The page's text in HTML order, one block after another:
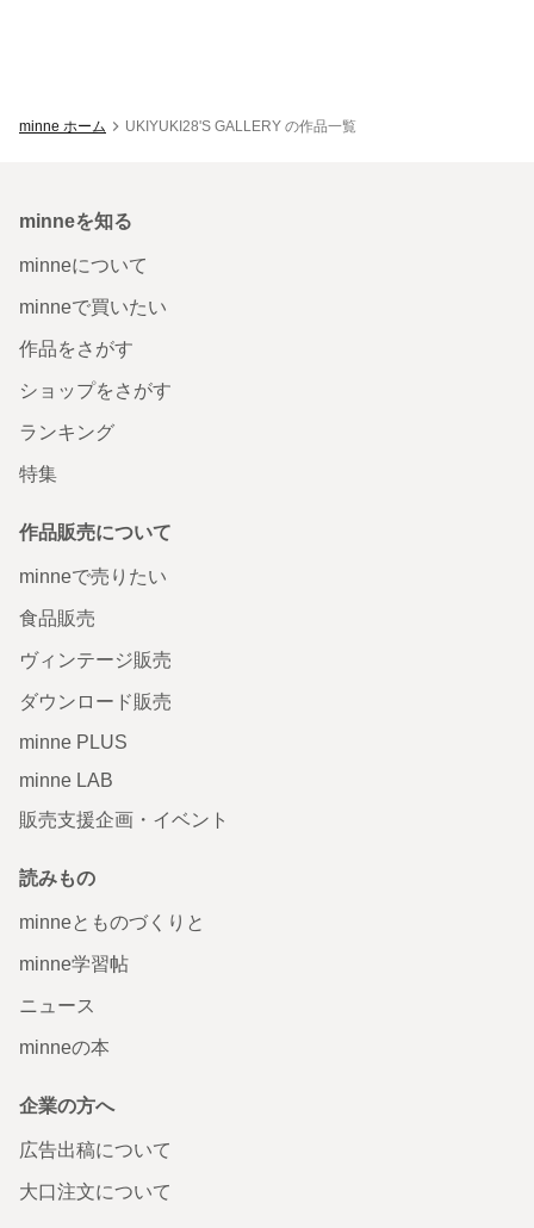
minne ホーム UKIYUKI28'S GALLERY の作品一覧
minneを知る
minneについて
minneで買いたい
作品をさがす
ショップをさがす
ランキング
特集
作品販売について
minneで売りたい
食品販売
ヴィンテージ販売
ダウンロード販売
minne PLUS
minne LAB
販売支援企画・イベント
読みもの
minneとものづくりと
minne学習帖
ニュース
minneの本
企業の方へ
広告出稿について
大口注文について